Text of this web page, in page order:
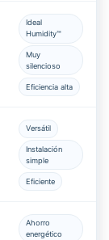
Ideal
Humidity™
Muy
silencioso
Eficiencia alta
Versátil
Instalación
simple
Eficiente
Ahorro
energético